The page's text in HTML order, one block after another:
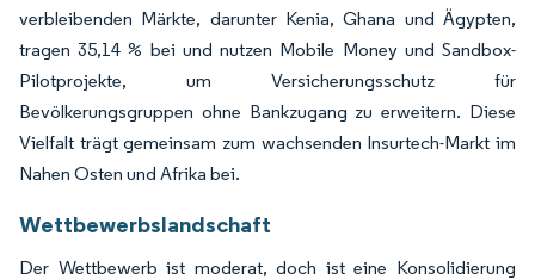
verbleibenden Märkte, darunter Kenia, Ghana und Ägypten,
tragen 35,14 % bei und nutzen Mobile Money und Sandbox-
Pilotprojekte, um Versicherungsschutz für
Bevölkerungsgruppen ohne Bankzugang zu erweitern. Diese
Vielfalt trägt gemeinsam zum wachsenden Insurtech-Markt im
Nahen Osten und Afrika bei.
Wettbewerbslandschaft
Der Wettbewerb ist moderat, doch ist eine Konsolidierung